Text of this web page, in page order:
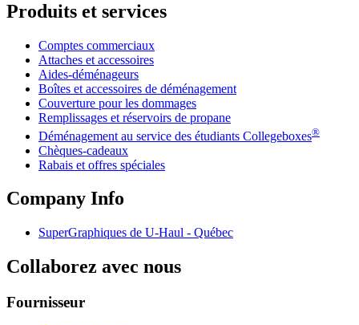
Produits et services
Comptes commerciaux
Attaches et accessoires
Aides-déménageurs
Boîtes et accessoires de déménagement
Couverture pour les dommages
Remplissages et réservoirs de propane
Déménagement au service des étudiants Collegeboxes®
Chèques-cadeaux
Rabais et offres spéciales
Company Info
SuperGraphiques de U-Haul - Québec
Collaborez avec nous
Fournisseur